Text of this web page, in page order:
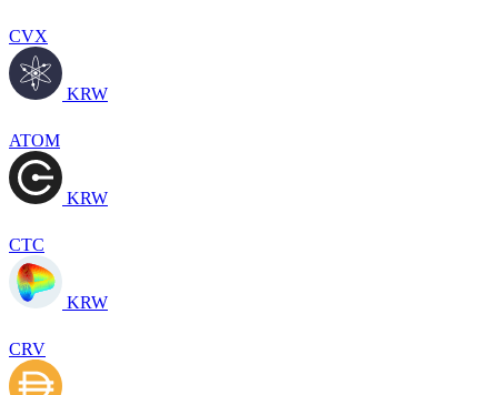
CVX
KRW
ATOM
KRW
CTC
KRW
CRV